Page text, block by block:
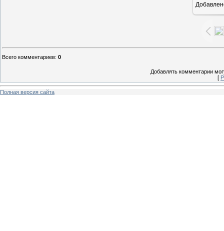
Всего комментариев: 0
Добавлять комментарии
[
Полная версия сайта